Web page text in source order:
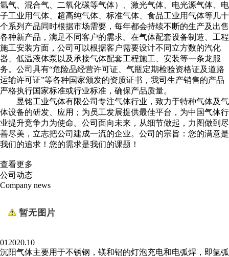
氩气、混合气、二氧化碳等气体）、激光气体、电光源气体、电
子工业用气体、超高纯气体、标准气体、食品工业用气体等几十
个系列产品同时根据市场需要，每年都会持续不断的生产及出售
各种新产品，满足不同客户的需求。在气体配套设备制造、工程
施工安装方面，公司可以根据客户需要设计不同立方数的汽化
器、低温液体泵以及承接气体配套工程施工、安装等一条龙服
务。公司具有“危险品经营许可证、气瓶定期检验资格证及道路
运输许可证”等各种国家颁发的资质证书，我司生产销售的产品
严格执行国家标准或行业标准，确保产品质量。
昱铭工业气体有限公司专注气体行业，致力于特种气体及气
体设备的研发、应用；为员工发展提供最佳平台，为中国气体行
业提升竞争力为使命。公司面向未来，从细节做起，力图做到尽
善尽美，立志把公司建成一流的企业。公司的宗旨：您的满意是
我们的追求！您的需求是我们的课题！
查看更多
公司动态
Company news
01 2020.10
沉阳气体主要用于不锈钢，镁和铝的灯泡充电和电弧焊，即氩弧